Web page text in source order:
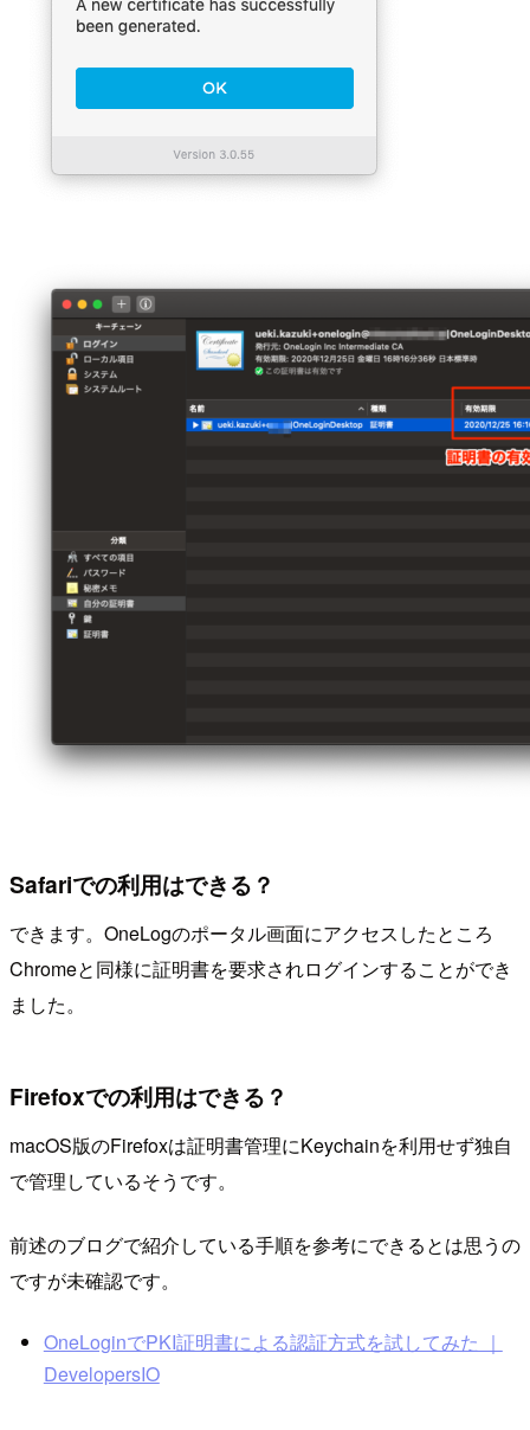
Safariでの利用はできる？
できます。OneLogのポータル画面にアクセスしたところ
Chromeと同様に証明書を要求されログインすることができ
ました。
Firefoxでの利用はできる？
macOS版のFirefoxは証明書管理にKeychainを利用せず独自
で管理しているそうです。
前述のブログで紹介している手順を参考にできるとは思うの
ですが未確認です。
OneLoginでPKI証明書による認証方式を試してみた ｜
DevelopersIO